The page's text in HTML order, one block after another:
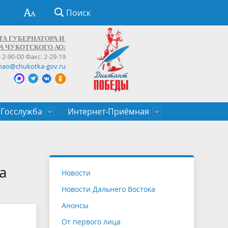
Поиск
ГУБЕРНАТОРА И
ЧУКОТСКОГО АО:
2-90-00 Факс: 2-29-19
gov.ru
Госслужба
служащих Чукотского автономного
Интернет-Приёмная
Новости
Новости Дальнего Востока
Анонсы
От первого лица